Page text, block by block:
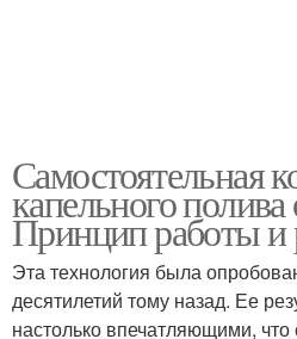
Самостоятельная
капельного полива
Принцип работы и
Эта технология была
десятилетий тому назад. Ее
настолько впечатляющими,